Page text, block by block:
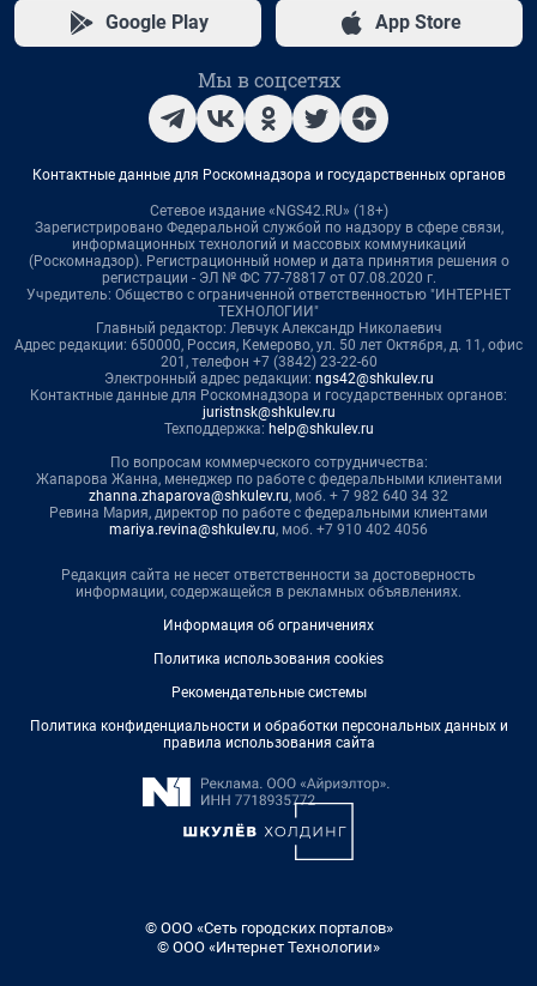
Google Play App Store
Мы в соцсетях
Контактные данные для Роскомнадзора и государственных органов
Сетевое издание «NGS42.RU» (18+)
Зарегистрировано Федеральной службой по надзору в сфере связи,
информационных технологий и массовых коммуникаций
(Роскомнадзор). Регистрационный номер и дата принятия решения о
регистрации - ЭЛ № ФС 77-78817 от 07.08.2020 г.
Учредитель: Общество с ограниченной ответственностью "ИНТЕРНЕТ
ТЕХНОЛОГИИ"
Главный редактор: Левчук Александр Николаевич
Адрес редакции: 650000, Россия, Кемерово, ул. 50 лет Октября, д. 11, офис
201, телефон +7 (3842) 23-22-60
Электронный адрес редакции: ngs42@shkulev.ru
Контактные данные для Роскомнадзора и государственных органов:
juristnsk@shkulev.ru
Техподдержка: help@shkulev.ru
По вопросам коммерческого сотрудничества:
Жапарова Жанна, менеджер по работе с федеральными клиентами
zhanna.zhaparova@shkulev.ru, моб. + 7 982 640 34 32
Ревина Мария, директор по работе с федеральными клиентами
mariya.revina@shkulev.ru, моб. +7 910 402 4056
Редакция сайта не несет ответственности за достоверность
информации, содержащейся в рекламных объявлениях.
Информация об ограничениях
Политика использования cookies
Рекомендательные системы
Политика конфиденциальности и обработки персональных данных и
правила использования сайта
© ООО «Сеть городских порталов»
© ООО «Интернет Технологии»